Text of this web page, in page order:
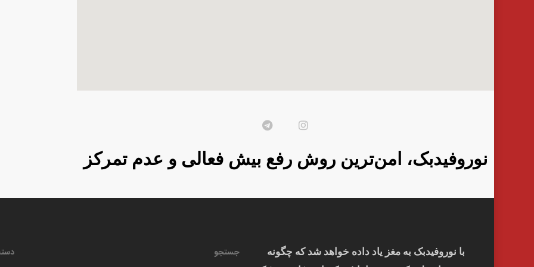
نوروفیدبک، امن‌ترین روش رفع بیش فعالی و عدم تمرکز
جستجو
با نوروفیدبک به مغز ياد داده خواهد شد كه چگونه